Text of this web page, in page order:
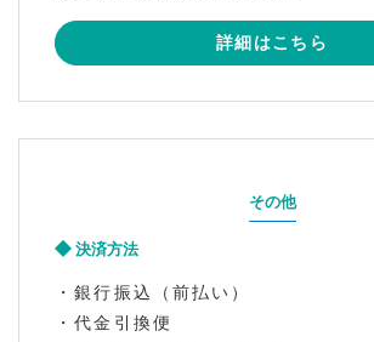
詳細はこちら
その他
決済方法
・銀行振込（前払い）
・代金引換便